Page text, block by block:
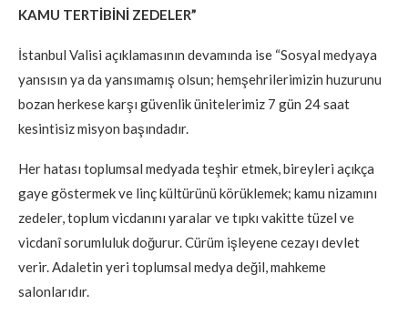
KAMU TERTİBİNİ ZEDELER”
İstanbul Valisi açıklamasının devamında ise “Sosyal medyaya
yansısın ya da yansımamış olsun; hemşehrilerimizin huzurunu
bozan herkese karşı güvenlik ünitelerimiz 7 gün 24 saat
kesintisiz misyon başındadır.
Her hatası toplumsal medyada teşhir etmek, bireyleri açıkça
gaye göstermek ve linç kültürünü körüklemek; kamu nizamını
zedeler, toplum vicdanını yaralar ve tıpkı vakitte tüzel ve
vicdanî sorumluluk doğurur. Cürüm işleyene cezayı devlet
verir. Adaletin yeri toplumsal medya değil, mahkeme
salonlarıdır.